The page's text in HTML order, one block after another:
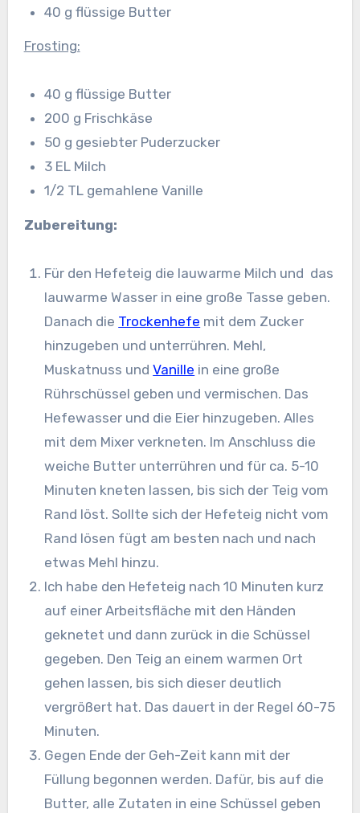
40 g flüssige Butter
Frosting:
40 g flüssige Butter
200 g Frischkäse
50 g gesiebter Puderzucker
3 EL Milch
1/2 TL gemahlene Vanille
Zubereitung:
Für den Hefeteig die lauwarme Milch und das
lauwarme Wasser in eine große Tasse geben.
Danach die Trockenhefe mit dem Zucker
hinzugeben und unterrühren. Mehl,
Muskatnuss undVanille in eine große
Rührschüssel geben und vermischen. Das
Hefewasser und die Eier hinzugeben. Alles
mit dem Mixer verkneten. Im Anschluss die
weiche Butter unterrühren und für ca. 5-10
Minuten kneten lassen, bis sich der Teig vom
Rand löst. Sollte sich der Hefeteig nicht vom
Rand lösen fügt am besten nach und nach
etwas Mehl hinzu.
Ich habe den Hefeteig nach 10 Minuten kurz
auf einer Arbeitsfläche mit den Händen
geknetet und dann zurück in die Schüssel
gegeben. Den Teig an einem warmen Ort
gehen lassen, bis sich dieser deutlich
vergrößert hat. Das dauert in der Regel 60-75
Minuten.
Gegen Ende der Geh-Zeit kann mit der
Füllung begonnen werden. Dafür, bis auf die
Butter, alle Zutaten in eine Schüssel geben